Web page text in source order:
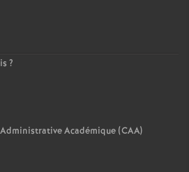
?
Académique (CAA)